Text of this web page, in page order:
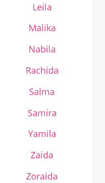
Leila
Malika
Nabila
Rachida
Salma
Samira
Yamila
Zaida
Zoraida